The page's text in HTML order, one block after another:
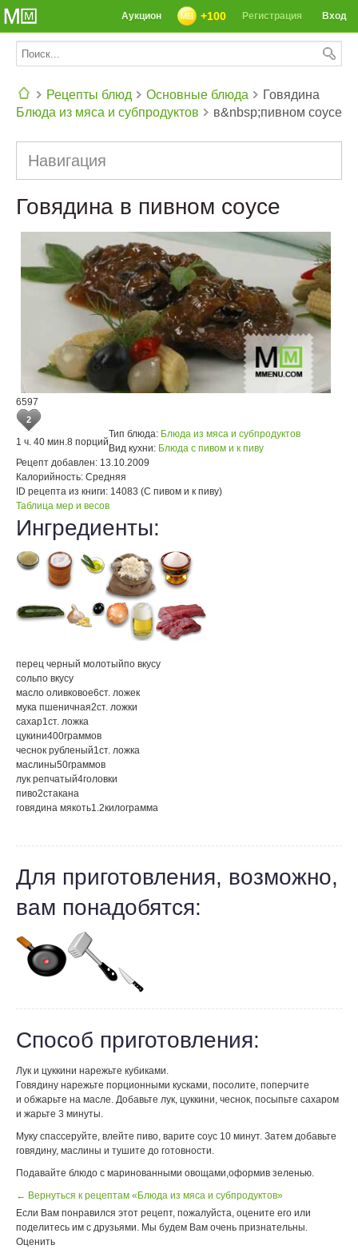
Вход
Регистрация
+100
Аукцион
Рецепты блюд
Основные блюда
Блюда из мяса и субпродуктов
Говядина
в&nbsp;пивном соусе
Навигация
Говядина в пивном соусе
6597
2
1 ч. 40 мин. 8 порций
Тип блюда: Блюда из мяса и субпродуктов
Вид кухни: Блюда с пивом и к пиву
Рецепт добавлен: 13.10.2009
Калорийность: Средняя
ID рецепта из книги: 14083 (С пивом и к пиву)
Таблица мер и весов
Ингредиенты:
перец черный молотыйпо вкусу
сольпо вкусу
масло оливковое6ст. ложек
мука пшеничная2ст. ложки
сахар1 ст. ложка
цукини400граммов
чеснок рубленый1 ст. ложка
маслины50граммов
лук репчатый4головки
пиво2стакана
говядина мякоть1.2килограмма
Для приготовления, возможно,
вам понадобятся:
Способ приготовления:
Лук и цуккини нарежьте кубиками.
Говядину нарежьте порционными кусками, посолите, поперчите
и обжарьте на масле. Добавьте лук, цуккини, чеснок, посыпьте сахаром
и жарьте 3 минуты.
Муку спассеруйте, влейте пиво, варите соус 10 минут. Затем добавьте
говядину, маслины и тушите до готовности.
Подавайте блюдо с маринованными овощами,оформив зеленью.
← Вернуться к рецептам «Блюда из мяса и субпродуктов»
Если Вам понравился этот рецепт, пожалуйста, оцените его или
поделитесь им с друзьями. Мы будем Вам очень признательны.
Оценить